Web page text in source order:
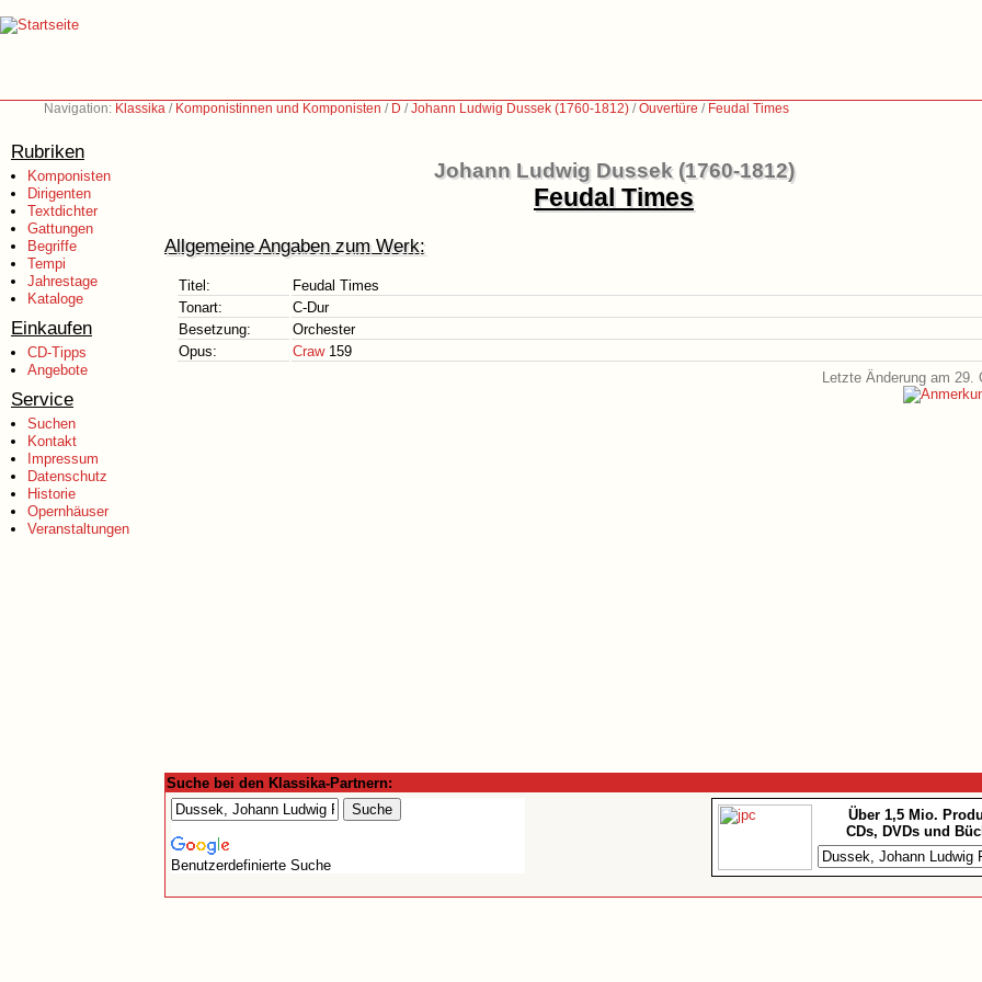
Navigation: Klassika / Komponistinnen und Komponisten / D /Johann Ludwig Dussek (1760-1812) /Ouvertüre / Feudal Times
Rubriken
Komponisten
Dirigenten
Textdichter
Gattungen
Begriffe
Tempi
Jahrestage
Kataloge
Einkaufen
CD-Tipps
Angebote
Service
Suchen
Kontakt
Impressum
Datenschutz
Historie
Opernhäuser
Veranstaltungen
Johann Ludwig Dussek (1760-1812)
Feudal Times
Allgemeine Angaben zum Werk:
Titel:
Feudal Times
Tonart:
C-Dur
Besetzung:
Orchester
Opus:
Craw159
Letzte Änderung am 29.
Suche bei den Klassika-Partnern:
Benutzerdefinierte Suche
Über 1,5 Mio.
CDs, DVDs und